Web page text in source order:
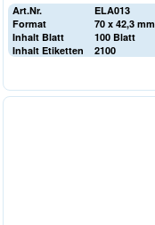
Art.Nr.
ELA013
Format
70 x 42,3 mm
Inhalt Blatt
100 Blatt
Inhalt Etiketten
2100